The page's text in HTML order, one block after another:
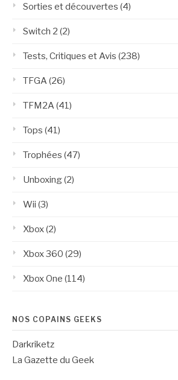
Sorties et découvertes (4)
Switch 2 (2)
Tests, Critiques et Avis (238)
TFGA (26)
TFM2A (41)
Tops (41)
Trophées (47)
Unboxing(2)
Wii (3)
Xbox(2)
Xbox 360 (29)
Xbox One (114)
NOS COPAINS GEEKS
Darkriketz
La Gazette du Geek